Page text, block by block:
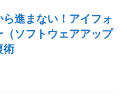
ら進まない！アイフォ
ソフトウェアアップ
術